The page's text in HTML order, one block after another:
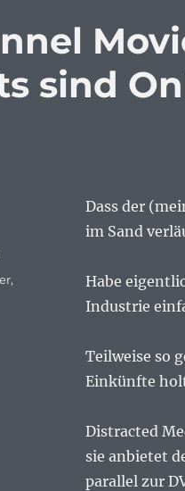
sind
Dass der
im Sand
Habe
Industrie
Teilweise so
Einkünfte
Distracted
sie anbietet
parallel zur
,